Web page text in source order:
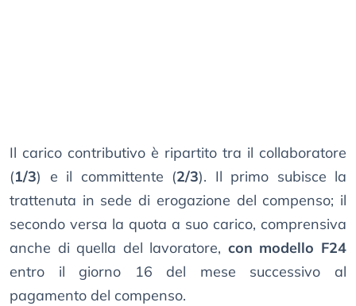
Il carico contributivo è ripartito tra il collaboratore
(1/3) e il committente (2/3). Il primo subisce la
trattenuta in sede di erogazione del compenso; il
secondo versa la quota a suo carico, comprensiva
anche di quella del lavoratore, con modello F24
entro il giorno 16 del mese successivo al
pagamento del compenso.